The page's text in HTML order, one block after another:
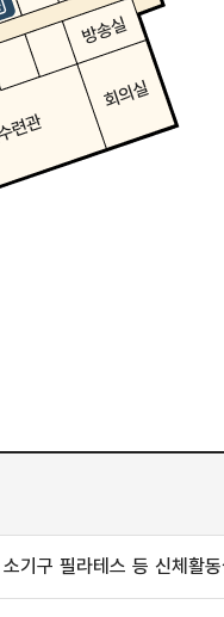
기구 필라테스 등 신체활동